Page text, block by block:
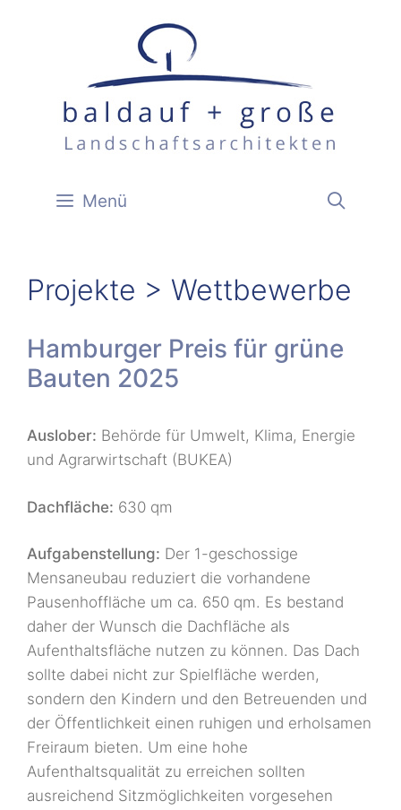
Menü
Projekte > Wettbewerbe
Hamburger Preis für grüne
Bauten 2025
Auslober: Behörde für Umwelt, Klima, Energie
und Agrarwirtschaft (BUKEA)
Dachfläche: 630 qm
Aufgabenstellung: Der 1-geschossige
Mensaneubau reduziert die vorhandene
Pausenhoffläche um ca. 650 qm. Es bestand
daher der Wunsch die Dachfläche als
Aufenthaltsfläche nutzen zu können. Das Dach
sollte dabei nicht zur Spielfläche werden,
sondern den Kindern und den Betreuenden und
der Öffentlichkeit einen ruhigen und erholsamen
Freiraum bieten. Um eine hohe
Aufenthaltsqualität zu erreichen sollten
ausreichend Sitzmöglichkeiten vorgesehen